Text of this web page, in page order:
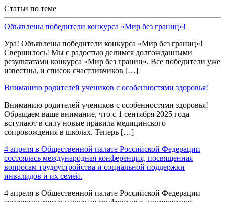
Статьи по теме
Объявлены победители конкурса «Мир без границ»!
Ура! Объявлены победители конкурса «Мир без границ»!
Свершилось! Мы с радостью делимся долгожданными
результатами конкурса «Мир без границ». Все победители уже
известны, и список счастливчиков […]
Вниманию родителей учеников с особенностями здоровья!
Вниманию родителей учеников с особенностями здоровья!
Обращаем ваше внимание, что с 1 сентября 2025 года
вступают в силу новые правила медицинского
сопровождения в школах. Теперь […]
4 апреля в Общественной палате Российской Федерации
состоялась международная конференция, посвященная
вопросам трудоустройства и социальной поддержки
инвалидов и их семей.
4 апреля в Общественной палате Российской Федерации